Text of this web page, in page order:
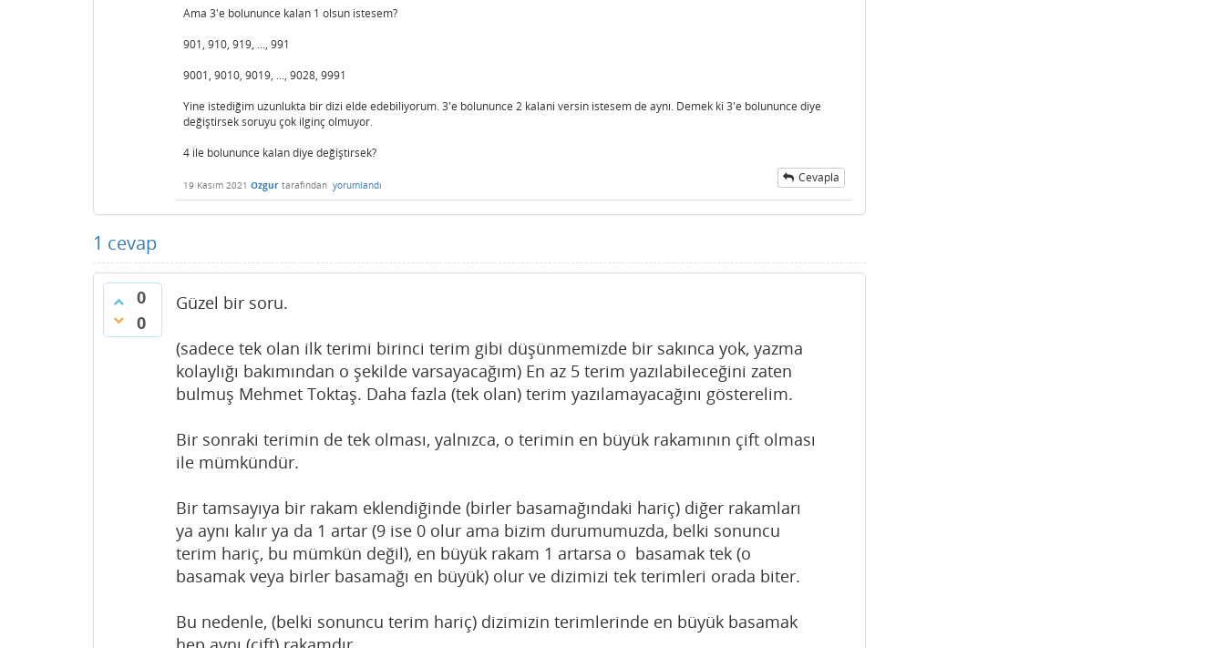
Ama 3'e bolununce kalan 1 olsun istesem?
901, 910, 919, ..., 991
9001, 9010, 9019, ..., 9028, 9991
Yine istediğim uzunlukta bir dizi elde edebiliyorum. 3'e bolununce 2 kalani versin istesem de aynı. Demek ki 3'e bolununce diye
değiştirsek soruyu çok ilginç olmuyor.
4 ile bolununce kalan diye değiştirsek?
19 Kasım 2021 Ozgur tarafından yorumlandı Cevapla
1 cevap
0
0
Güzel bir soru.
(sadece tek olan ilk terimi birinci terim gibi düşünmemizde bir sakınca yok, yazma
kolaylığı bakımından o şekilde varsayacağım) En az 5 terim yazılabileceğini zaten
bulmuş Mehmet Toktaş. Daha fazla (tek olan) terim yazılamayacağını gösterelim.
Bir sonraki terimin de tek olması, yalnızca, o terimin en büyük rakamının çift olması
ile mümkündür.
Bir tamsayıya bir rakam eklendiğinde (birler basamağındaki hariç) diğer rakamları
ya aynı kalır ya da 1 artar (9 ise 0 olur ama bizim durumumuzda, belki sonuncu
terim hariç, bu mümkün değil), en büyük rakam 1 artarsa o basamak tek (o
basamak veya birler basamağı en büyük) olur ve dizimizi tek terimleri orada biter.
Bu nedenle, (belki sonuncu terim hariç) dizimizin terimlerinde en büyük basamak